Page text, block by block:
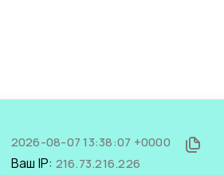
2026-08-07 13:38:07 +0000
Ваш IP: 216.73.216.226